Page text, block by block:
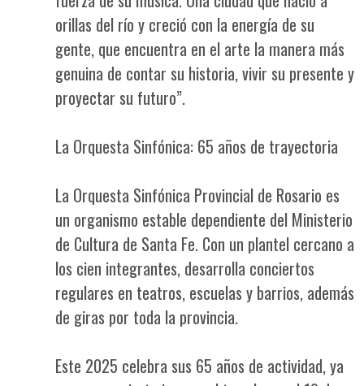
orillas del río y creció con la energía de su
gente, que encuentra en el arte la manera más
genuina de contar su historia, vivir su presente y
proyectar su futuro”.
La Orquesta Sinfónica: 65 años de trayectoria
La Orquesta Sinfónica Provincial de Rosario es
un organismo estable dependiente del Ministerio
de Cultura de Santa Fe. Con un plantel cercano a
los cien integrantes, desarrolla conciertos
regulares en teatros, escuelas y barrios, además
de giras por toda la provincia.
Este 2025 celebra sus 65 años de actividad, ya